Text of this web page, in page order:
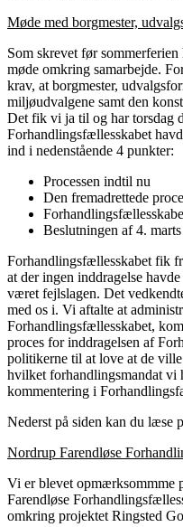
Møde med borgmester,
Som skrevet før
møde omkring samarbejde.
krav, at borgmester,
miljøudvalgene samt den
Det fik vi ja til og har torsdag
Forhandlingsfællesskabet
ind i nedenstående 4 punkter:
Processen indtil nu
Den fremadrettede
Beslutningen af 4.
Forhandlingsfællesskabet fik
at der ingen inddragelse
været fejlslagen. Det
med os i. Vi aftalte at
Forhandlingsfællesskabet,
proces for inddragelsen af
politikerne til at love at de
hvilket forhandlingsmandat vi
kommentering i
Nederst på siden kan du læse
Nordrup Farendløse
Vi er blevet opmærksommme
Farendløse
omkring projektet Ringsted